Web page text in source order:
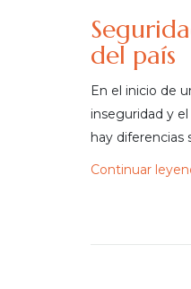
del país
En el inicio de
inseguridad y
hay diferencias
Continuar